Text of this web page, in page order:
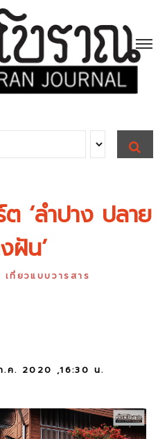
e
S
E
A
‘ลำปาง ปลาย
ฝัน’
เที่ยวแบบวารสาร
.ค. 2020 ,16:30 น.